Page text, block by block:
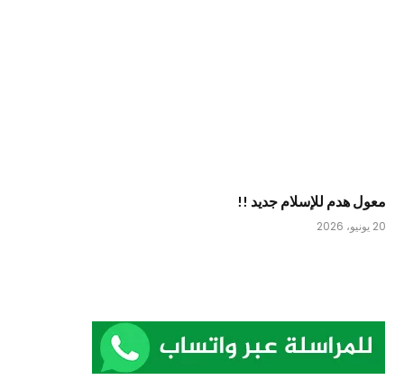
معول هدم للإسلام جديد !!
20 يونيو، 2026